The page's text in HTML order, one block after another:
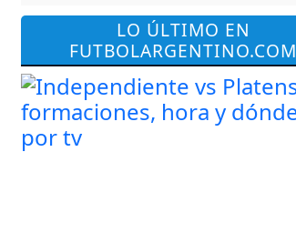
LO ÚLTIMO EN
FUTBOLARGENTINO.COM